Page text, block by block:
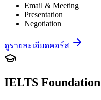
Email & Meeting
Presentation
Negotiation
ดูรายละเอียดคอร์ส
IELTS Foundation